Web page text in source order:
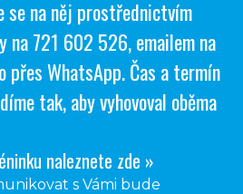
se na něj prostřednictvím
na721 602 526, emailem na
přesWhatsApp. Čas a termín
tak, aby vyhovoval oběma
naleznete zde »
s Vámi bude